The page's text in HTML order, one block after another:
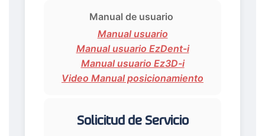
Manual de usuario
Manual usuario
Manual usuario EzDent-i
Manual usuario Ez3D-i
Video Manual posicionamiento
Solicitud de Servicio